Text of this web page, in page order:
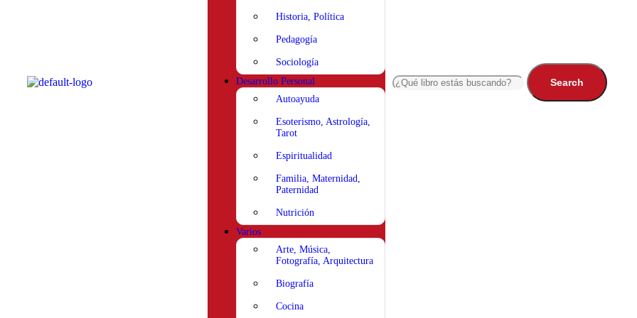
Historia, Política
Pedagogía
Sociología
Desarrollo Personal
Autoayuda
Esoterismo, Astrología,
Tarot
Espiritualidad
Familia, Maternidad,
Paternidad
Nutrición
Varios
Arte, Música,
Fotografía, Arquitectura
Biografía
Cocina
Search